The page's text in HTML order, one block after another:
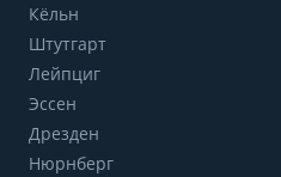
Кёльн
Штутгарт
Лейпциг
Эссен
Дрезден
Нюрнберг